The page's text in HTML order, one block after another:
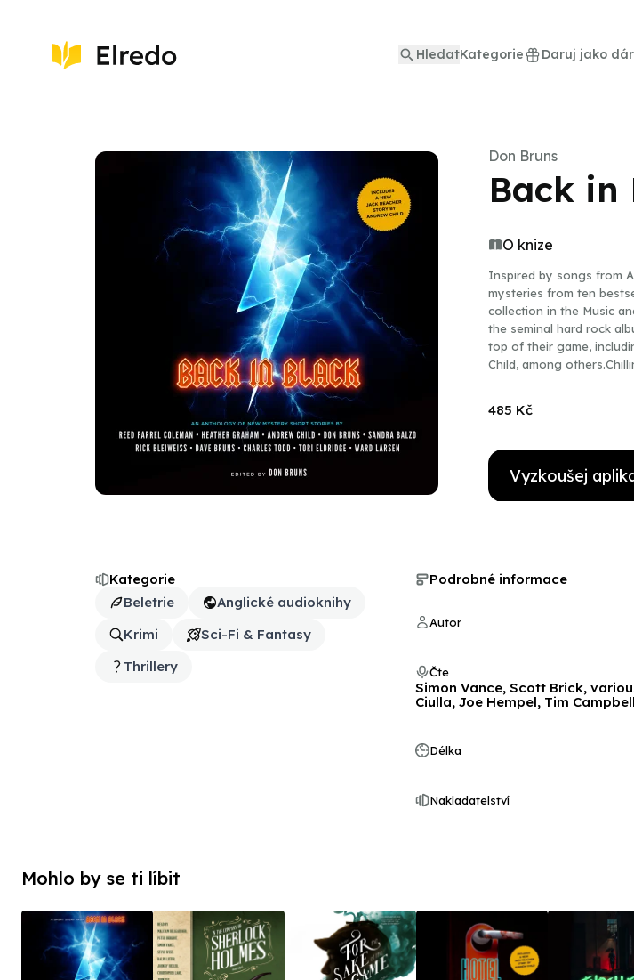
HledatKategorie Daruj jako
Don Bruns
Back in
O knize
Inspired by songs from
mysteries from ten
collection in the Music
the seminal hard rock
top of their game,
Child, among
485 Kč
Vyzkoušej
Kategorie
Beletrie
Anglické audioknihy
Krimi
Sci-Fi & Fantasy
Thrillery
Podrobné informace
Autor
Čte
Simon Vance, Scott Brick,
Ciulla, Joe Hempel, Tim
Délka
Nakladatelství
Mohlo by se ti líbit